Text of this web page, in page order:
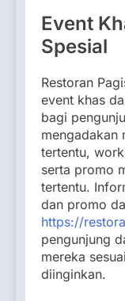
Event
Spesial
Restoran
event khas
bagi
mengadakan
tertentu,
serta promo
tertentu.
dan promo
https://
pengunjung
mereka
diinginkan.